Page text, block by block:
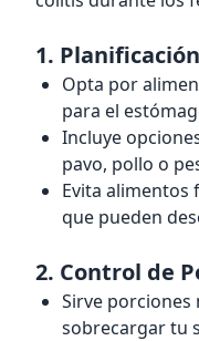
1.
Opta por
para el
Incluye
pavo, pollo o
Evita alimentos
que pueden
2. Control de
Sirve porciones
sobrecargar tu